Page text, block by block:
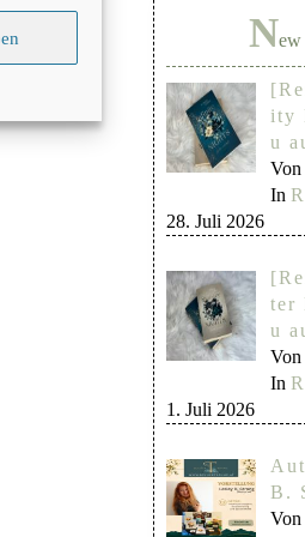
New
ity
u
Von
In
28. Juli 2026
ter
u
Von
In
1. Juli 2026
B.
Von